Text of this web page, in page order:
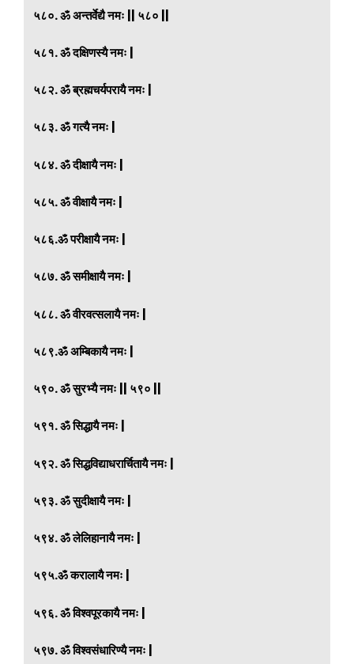
५८०. ॐ अन्तर्वेद्यै नमः || ५८० ||
५८१. ॐ दक्षिणस्यै नमः |
५८२. ॐ ब्रह्मचर्यपरायै नमः |
५८३. ॐ गत्यै नमः |
५८४. ॐ दीक्षायै नमः |
५८५. ॐ वीक्षायै नमः |
५८६.ॐ परीक्षायै नमः |
५८७. ॐ समीक्षायै नमः |
५८८. ॐ वीरवत्सलायै नमः |
५८९.ॐ अम्बिकायै नमः |
५९०. ॐ सुरभ्यै नमः || ५९० ||
५९१. ॐ सिद्धायै नमः |
५९२. ॐ सिद्धविद्याधरार्चितायै नमः |
५९३. ॐ सुदीक्षायै नमः |
५९४. ॐ लेलिहानायै नमः |
५९५.ॐ करालायै नमः |
५९६. ॐ विश्वपूरकायै नमः |
५९७. ॐ विश्वसंधारिण्यै नमः |